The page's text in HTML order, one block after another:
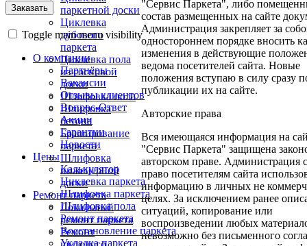
Toggle main menu visibility
О компании
Партнёры
Вакансии
Отзывы клиентов
Вопрос-Ответ
Акции
Гарантии
Новости
Цены
Калькулятор
Циклевка паркета
Шлифовка паркета
Шлифовка пола
Ремонт паркета
Восстановление паркета
Укладка паркета
паркетной доски
Циклевка
дубового
паркета
Циклевка пола
из сосновой
доски
Шлифовка пола
Шлифовка
бетона
Браширование
паркета
Шлифовка
инженерной
доски
Ремонт паркета
Локальный
ремонт паркета
Ремонт
"Сервис Паркета", либо
состав размещенных на сайте
Администрация закрепляет за
одностороннем порядке вносить
изменения в действующие
ведома посетителей сайта. Новые
положения вступаю в силу сразу
публикации их на сайте.
Авторские права
Вся имеющаяся информация на
"Сервис Паркета" защищена
авторском праве. Администрация
право посетителям сайта
информацию в личных не
целях. За исключением ранее
ситуаций, копирование или
воспроизведении любых
невозможно без письменного